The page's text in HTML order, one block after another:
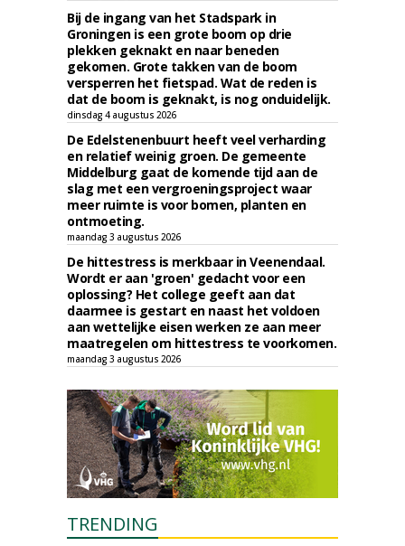
Bij de ingang van het Stadspark in
Groningen is een grote boom op drie
plekken geknakt en naar beneden
gekomen. Grote takken van de boom
versperren het fietspad. Wat de reden is
dat de boom is geknakt, is nog onduidelijk.
dinsdag 4 augustus 2026
De Edelstenenbuurt heeft veel verharding
en relatief weinig groen. De gemeente
Middelburg gaat de komende tijd aan de
slag met een vergroeningsproject waar
meer ruimte is voor bomen, planten en
ontmoeting.
maandag 3 augustus 2026
De hittestress is merkbaar in Veenendaal.
Wordt er aan 'groen' gedacht voor een
oplossing? Het college geeft aan dat
daarmee is gestart en naast het voldoen
aan wettelijke eisen werken ze aan meer
maatregelen om hittestress te voorkomen.
maandag 3 augustus 2026
TRENDING